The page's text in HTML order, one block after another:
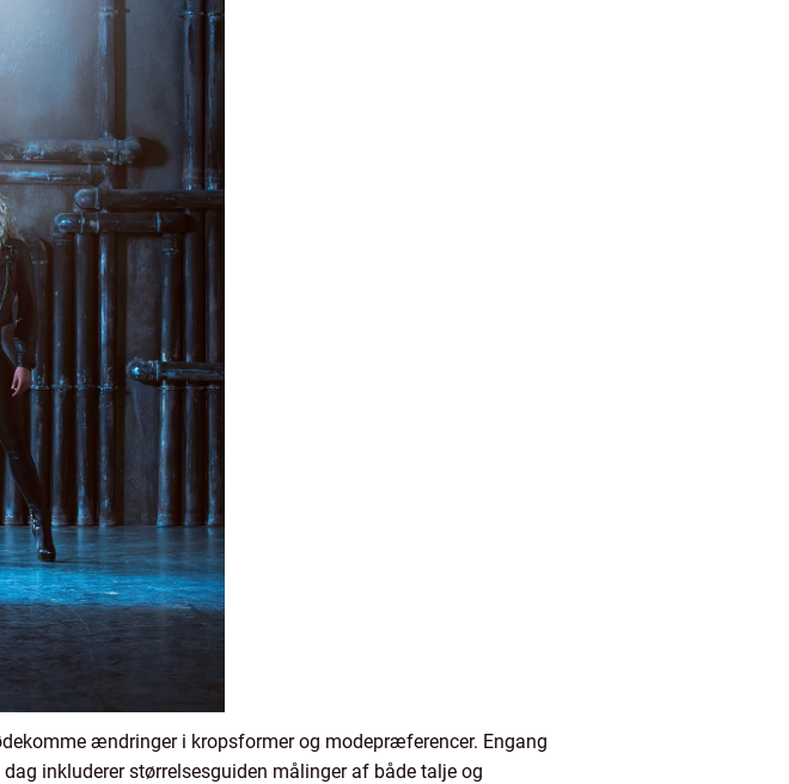
ændringer i kropsformer og modepræferencer. Engang
inkluderer størrelsesguiden målinger af både talje og